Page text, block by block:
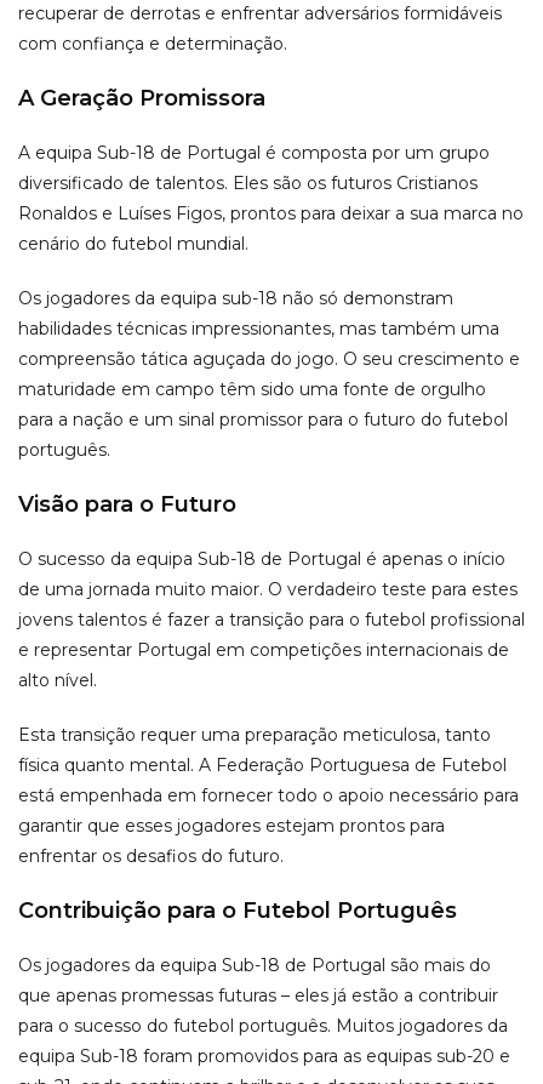
recuperar de derrotas e enfrentar adversários formidáveis
com confiança e determinação.
A Geração Promissora
A equipa Sub-18 de Portugal é composta por um grupo
diversificado de talentos. Eles são os futuros Cristianos
Ronaldos e Luíses Figos, prontos para deixar a sua marca no
cenário do futebol mundial.
Os jogadores da equipa sub-18 não só demonstram
habilidades técnicas impressionantes, mas também uma
compreensão tática aguçada do jogo. O seu crescimento e
maturidade em campo têm sido uma fonte de orgulho
para a nação e um sinal promissor para o futuro do futebol
português.
Visão para o Futuro
O sucesso da equipa Sub-18 de Portugal é apenas o início
de uma jornada muito maior. O verdadeiro teste para estes
jovens talentos é fazer a transição para o futebol profissional
e representar Portugal em competições internacionais de
alto nível.
Esta transição requer uma preparação meticulosa, tanto
física quanto mental. A Federação Portuguesa de Futebol
está empenhada em fornecer todo o apoio necessário para
garantir que esses jogadores estejam prontos para
enfrentar os desafios do futuro.
Contribuição para o Futebol Português
Os jogadores da equipa Sub-18 de Portugal são mais do
que apenas promessas futuras – eles já estão a contribuir
para o sucesso do futebol português. Muitos jogadores da
equipa Sub-18 foram promovidos para as equipas sub-20 e